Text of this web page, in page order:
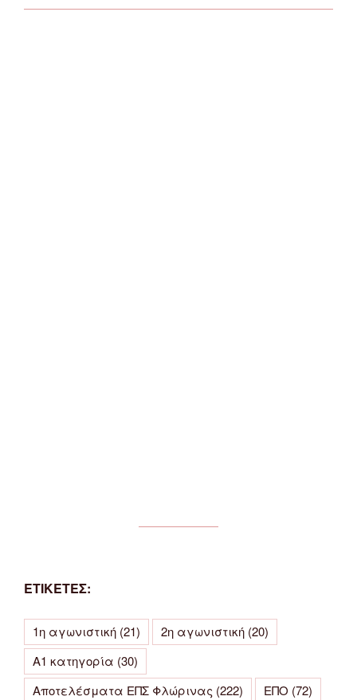
ΕΤΙΚΕΤΕΣ:
1η αγωνιστική (21) 2η αγωνιστική (20)
Α1 κατηγορία (30)
Αποτελέσματα ΕΠΣ Φλώρινας (222) ΕΠΟ (72)